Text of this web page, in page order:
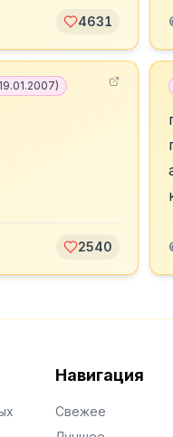
4631
19.01.2007)
2540
Навигация
Свежее